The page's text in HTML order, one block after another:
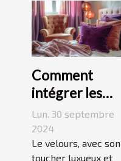
Comment
intégrer les
accessoires en
velours dans
votre quotidien
Lun. 30 septembre
2024
Le velours, avec son
toucher luxueux et